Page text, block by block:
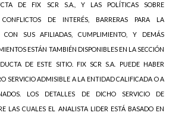
DE FIX SCR S.A., Y LAS POLÍTICAS SOBRE
CONFLICTOS DE INTERÉS, BARRERAS PARA LA
CON SUS AFILIADAS, CUMPLIMIENTO, Y DEMÁS
ESTÁN TAMBIÉN DISPONIBLES EN LA SECCIÓN
DE ESTE SITIO. FIX SCR S.A. PUEDE HABER
SERVICIO ADMISIBLE A LA ENTIDAD CALIFICADA O A
LOS DETALLES DE DICHO SERVICIO DE
LAS CUALES EL ANALISTA LIDER ESTÁ BASADO EN